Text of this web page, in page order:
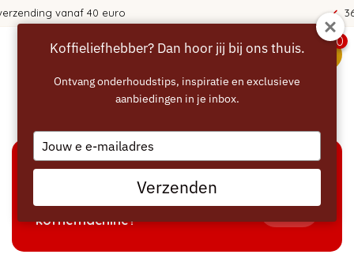
0
Welke producten passen bij mijn
koffiemachine?
Koffieliefhebber? Dan hoor jij bij ons thuis.
Ontvang onderhoudstips, inspiratie en exclusieve
aanbiedingen in je inbox.
Type
your
email
Verzenden